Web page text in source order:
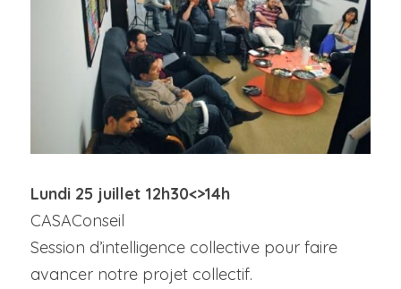
Lundi 25 juillet 12h30<>14h
CASAConseil
Session d’intelligence collective pour faire
avancer notre projet collectif.